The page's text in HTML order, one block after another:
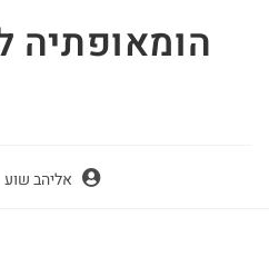
הומאופתיה
אליהב שוע